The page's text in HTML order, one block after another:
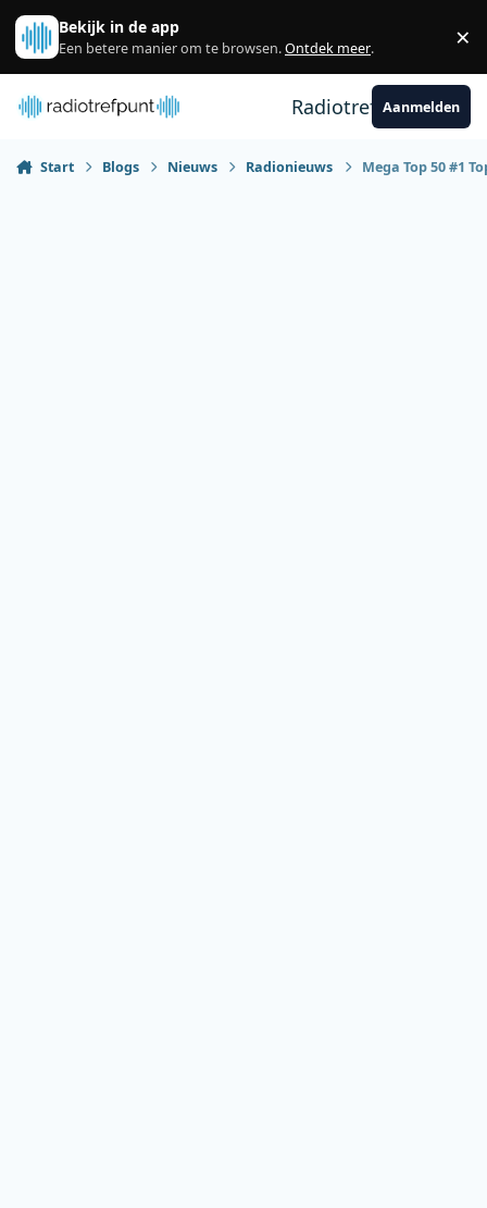
Spring naar bijdragen
Bekijk in de app
Een betere manier om te browsen.Ontdek meer. ×
RadiotrefpuntAanmelden
Start Blogs Nieuws Radionieuws Mega Top 50 #1